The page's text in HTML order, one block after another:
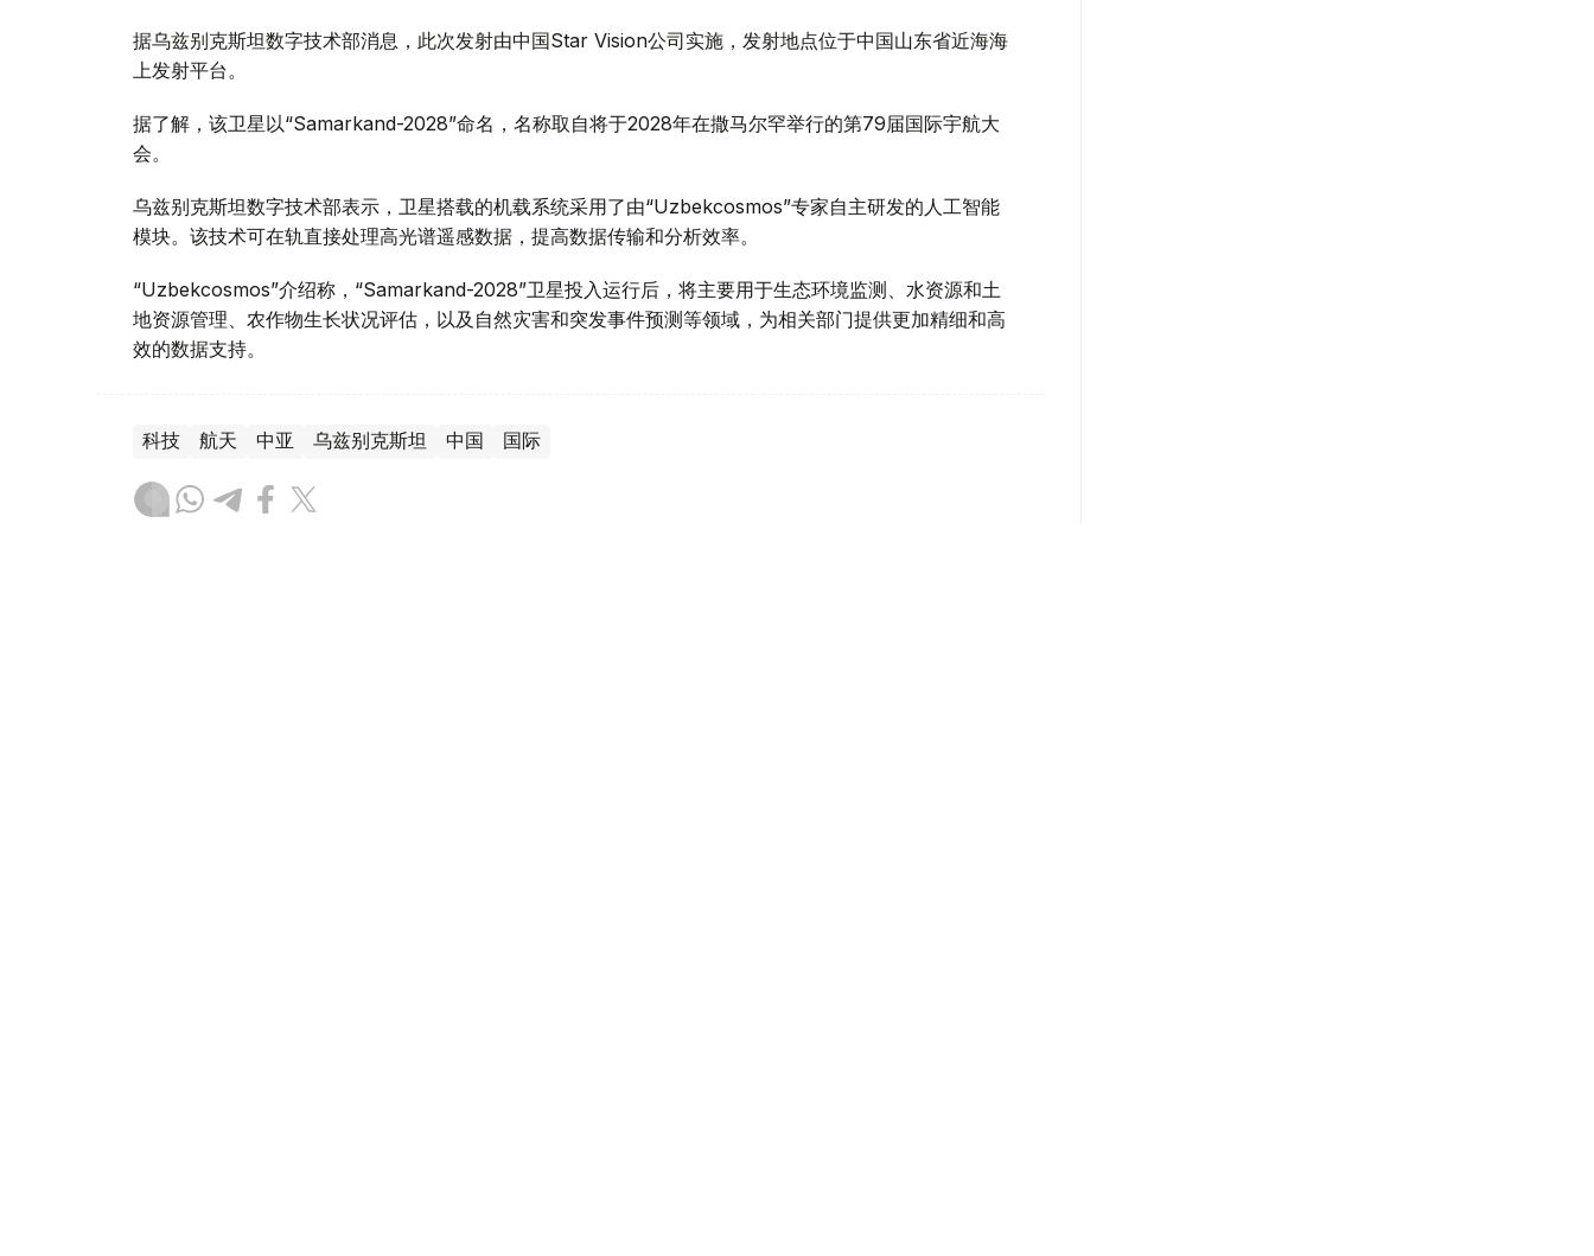
据乌兹别克斯坦数字技术部消息，此次发射由中国Star Vision公司实施，发射地点位于中国山东省近海海
上发射平台。
据了解，该卫星以“Samarkand-2028”命名，名称取自将于2028年在撒马尔罕举行的第79届国际宇航大
会。
乌兹别克斯坦数字技术部表示，卫星搭载的机载系统采用了由“Uzbekcosmos”专家自主研发的人工智能
模块。该技术可在轨直接处理高光谱遥感数据，提高数据传输和分析效率。
“Uzbekcosmos”介绍称，“Samarkand-2028”卫星投入运行后，将主要用于生态环境监测、水资源和土
地资源管理、农作物生长状况评估，以及自然灾害和突发事件预测等领域，为相关部门提供更加精细和高
效的数据支持。
科技 航天 中亚 乌兹别克斯坦 中国 国际